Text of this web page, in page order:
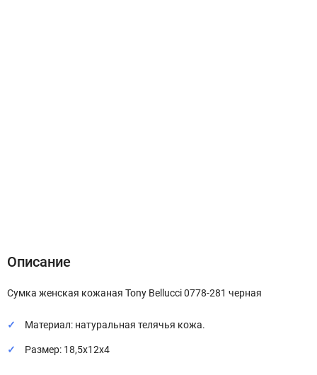
Описание
Сумка женская кожаная Tony Bellucci 0778-281 черная
Материал: натуральная телячья кожа.
Размер: 18,5x12x4